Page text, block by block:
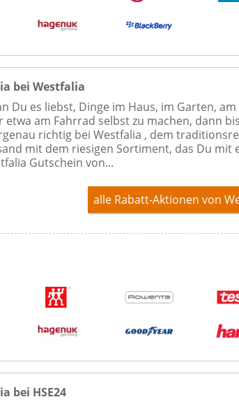
bei Westfalia
Du es liebst, Dinge im Haus, im Garten,
etwa am Fahrrad selbst zu machen, dann
richtig bei Westfalia , dem
mit dem riesigen Sortiment, das Du mit
Gutschein von...
alle Rabatt-Aktionen von
bei HSE24